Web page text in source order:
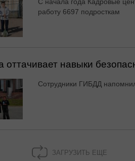
работу 6697 подросткам
навыки
Сотрудники ГИБДД
ЗАГРУЗИТЬ ЕЩЕ